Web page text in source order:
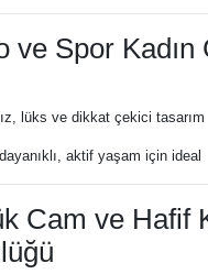
ve Spor Kadın
lüks ve dikkat çekici tasarım
aktif yaşam için ideal
Cam ve Hafif